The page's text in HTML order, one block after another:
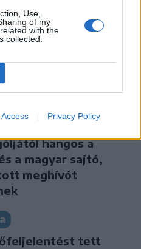
Use,
of my
with the
collected.
Privacy Policy
ért a
– frissítve
Sport
hangos a
a magyar sajtó,
meghívót
tett